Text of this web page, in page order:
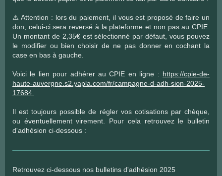
⚠️​ Attention : lors du paiement, il vous est proposé de faire un
don, celui-ci sera reversé à la plateforme et non pas au CPIE.
Un montant de 2,35€ est sélectionné par défaut, vous pouvez
le modifier ou bien choisir de ne pas donner en cochant la
case en bas à gauche.
Voici le lien pour adhérer au CPIE en ligne : https://cpie-de-
haute-auvergne.s2.yapla.com/fr/campagne-d-adh-sion-2025-
17684
Il est toujours possible de régler vos cotisations par chèque,
ou éventuellement virement. Pour cela retrouvez le bulletin
d'adhésion ci-dessous :
Retrouvez ci-dessous nos bulletins d'adhésion 2025